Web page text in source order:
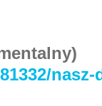
nasz-